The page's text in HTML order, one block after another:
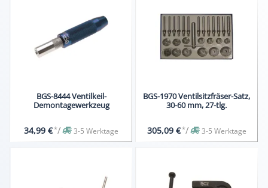
BGS-8444 Ventilkeil-
Demontagewerkzeug
34,99 €*/ 3-5 Werktage
BGS-1970 Ventilsitzfräser-Satz,
30-60 mm, 27-tlg.
305,09 €*/ 3-5 Werktage